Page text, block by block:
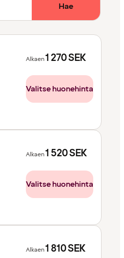
Hae
Alkaen1 270SEK
Valitse huonehinta
Alkaen1 520SEK
Valitse huonehinta
Alkaen1 810SEK